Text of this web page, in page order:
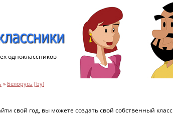
одноклассников
» Белорусь [by]
свой год, вы можете создать свой собственный класс